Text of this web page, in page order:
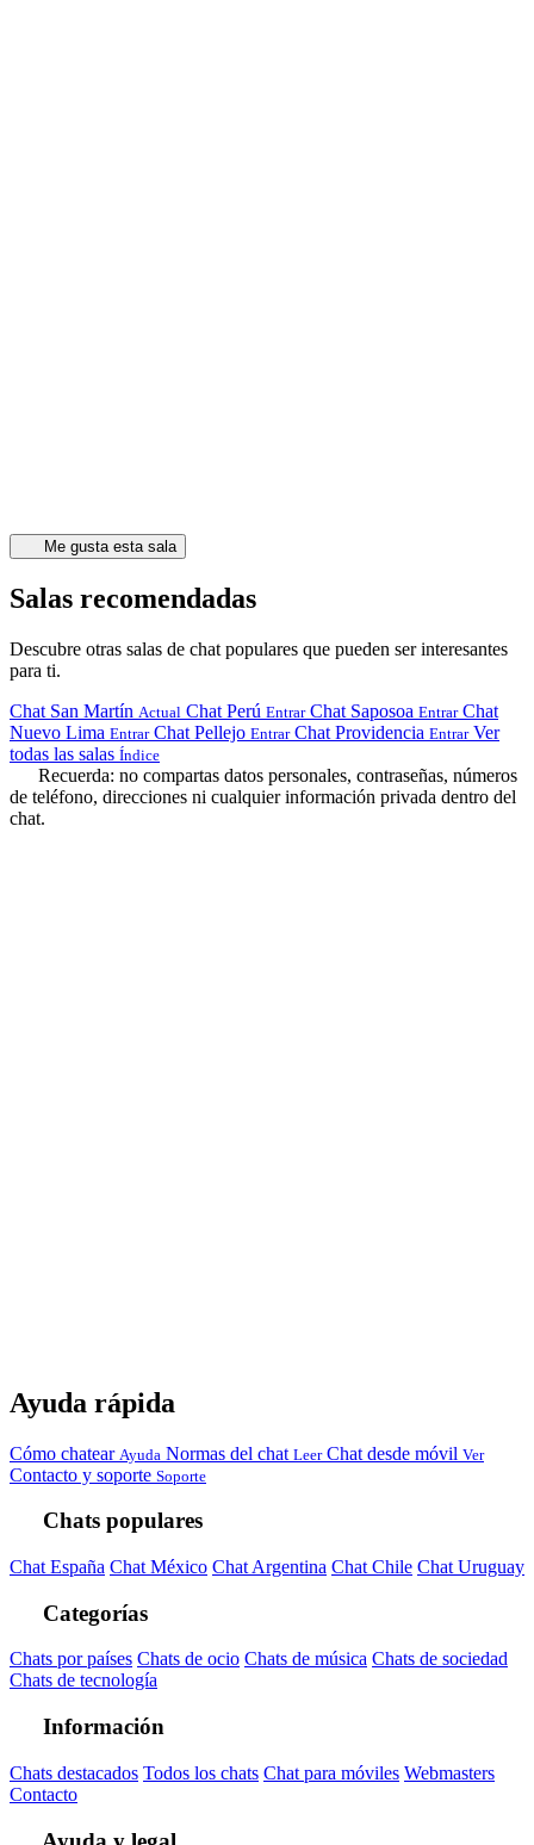
Me gusta esta sala
Salas recomendadas
Descubre otras salas de chat populares que pueden ser interesantes
para ti.
Chat San Martín Actual Chat Perú Entrar Chat Saposoa Entrar Chat
Nuevo Lima Entrar Chat Pellejo Entrar Chat Providencia Entrar Ver
todas las salas Índice
Recuerda: no compartas datos personales, contraseñas, números
de teléfono, direcciones ni cualquier información privada dentro del
chat.
Ayuda rápida
Cómo chatear Ayuda Normas del chat Leer Chat desde móvil Ver
Contacto y soporte Soporte
Chats populares
Chat España Chat México Chat Argentina Chat Chile Chat Uruguay
Categorías
Chats por países Chats de ocio Chats de música Chats de sociedad
Chats de tecnología
Información
Chats destacados Todos los chats Chat para móviles Webmasters
Contacto